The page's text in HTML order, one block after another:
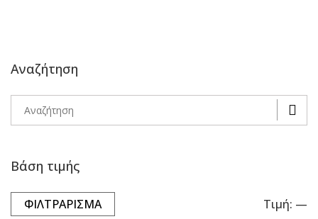
Αναζήτηση
Αναζήτηση
Βάση τιμής
ΦΙΛΤΡΆΡΙΣΜΑ Τιμή: —
Χειροποίητο πορτοφόλι με κλατς
€25.00
Χειροποίητο πορτοφόλι με κλατς